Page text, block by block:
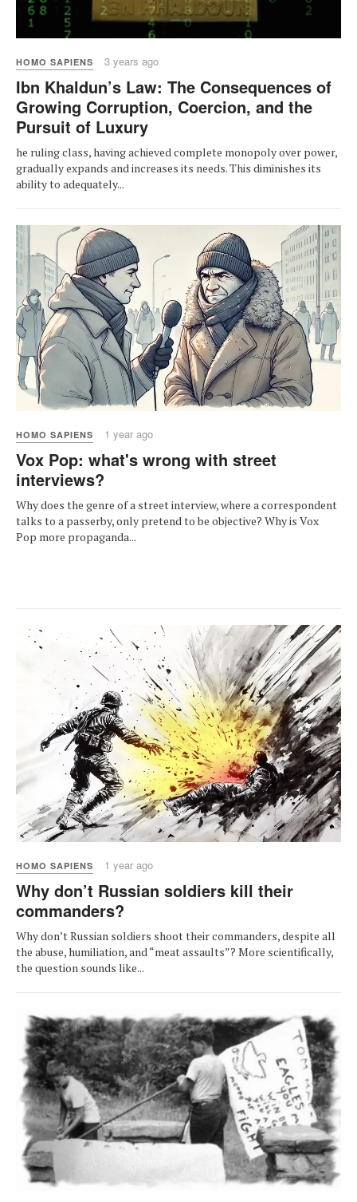
HOMO SAPIENS 3 years ago
Ibn Khaldun’s Law: The Consequences of
Growing Corruption, Coercion, and the
Pursuit of Luxury
he ruling class, having achieved complete monopoly over power,
gradually expands and increases its needs. This diminishes its
ability to adequately...
HOMO SAPIENS 1 year ago
Vox Pop: what's wrong with street
interviews?
Why does the genre of a street interview, where a correspondent
talks to a passerby, only pretend to be objective? Why is Vox
Pop more propaganda...
HOMO SAPIENS 1 year ago
Why don’t Russian soldiers kill their
commanders?
Why don’t Russian soldiers shoot their commanders, despite all
the abuse, humiliation, and “meat assaults”? More scientifically,
the question sounds like...